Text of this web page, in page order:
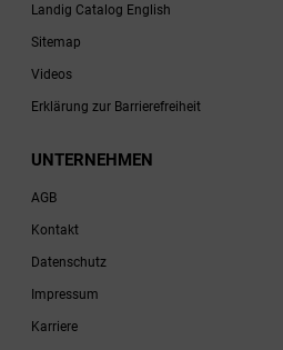
Landig Catalog English
Sitemap
Videos
Erklärung zur Barrierefreiheit
UNTERNEHMEN
AGB
Kontakt
Datenschutz
Impressum
Karriere